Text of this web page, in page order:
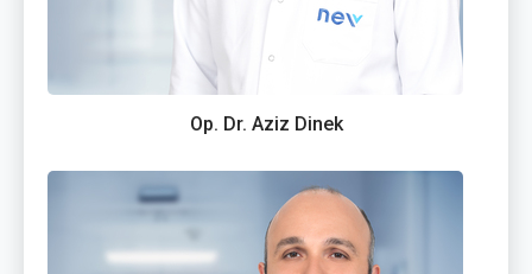
Op. Dr. Aziz Dinek